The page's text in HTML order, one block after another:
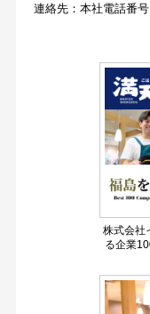
連絡先：本社電話番
株式会社
る企業